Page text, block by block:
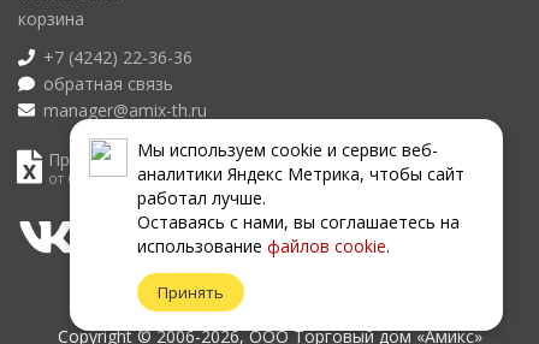
Мы используем сookie и сервис веб-
аналитики Яндекс Метрика, чтобы сайт
работал лучше.
Оставаясь с нами, вы соглашаетесь на
использование файлов сookie.
Принять
корзина
+7 (4242) 22-36-36
обратная связь
manager@amix-th.ru
Прайс лист
от 08.08.2026
Copyright © 2006-2026, ООО Торговый дом «Амикс»